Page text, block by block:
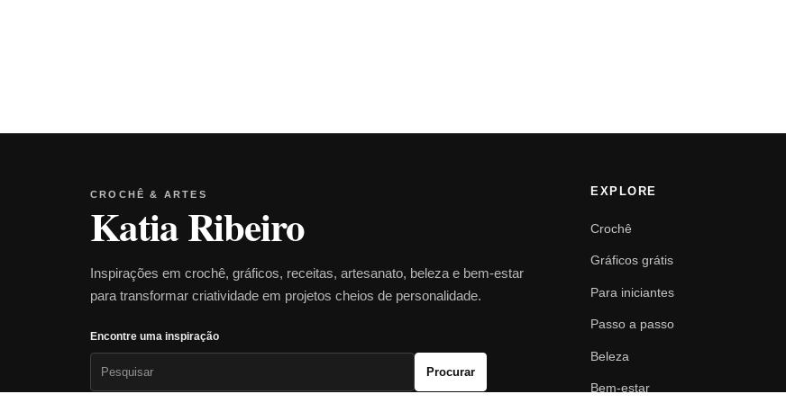
CROCHÊ & ARTES
Katia Ribeiro
Inspirações em crochê, gráficos, receitas, artesanato, beleza e bem-estar
para transformar criatividade em projetos cheios de personalidade.
Encontre uma inspiração
Procurar
EXPLORE
Crochê
Gráficos grátis
Para iniciantes
Passo a passo
Beleza
Bem-estar